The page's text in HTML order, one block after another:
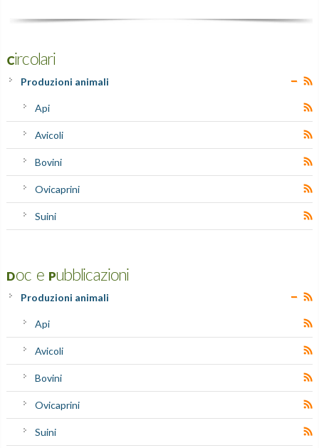
Circolari
Produzioni animali
Api
Avicoli
Bovini
Ovicaprini
Suini
Doc e Pubblicazioni
Produzioni animali
Api
Avicoli
Bovini
Ovicaprini
Suini